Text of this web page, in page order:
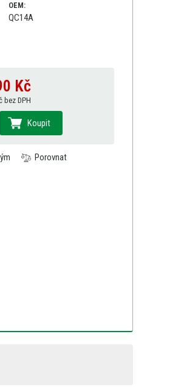
OEM:
QC14A
Kč
bez DPH
Koupit
Porovnat